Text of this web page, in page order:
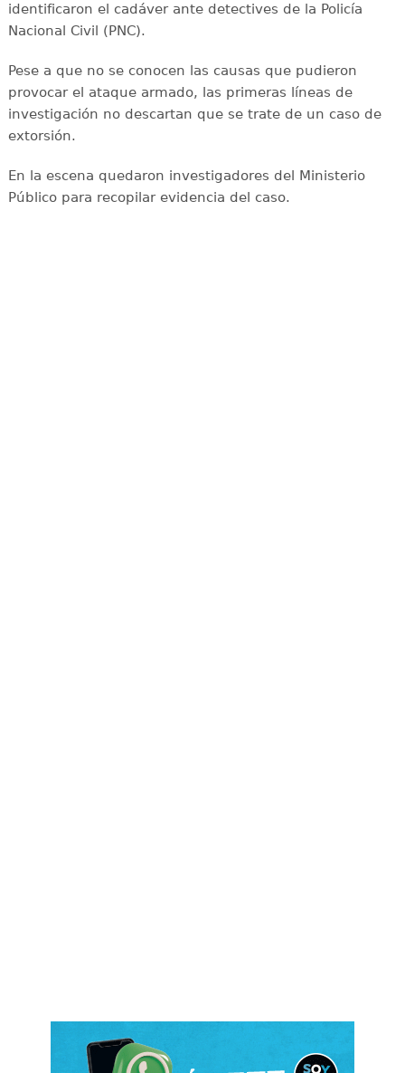
identificaron el cadáver ante detectives de la Policía
Nacional Civil (PNC).
Pese a que no se conocen las causas que pudieron
provocar el ataque armado, las primeras líneas de
investigación no descartan que se trate de un caso de
extorsión.
En la escena quedaron investigadores del Ministerio
Público para recopilar evidencia del caso.